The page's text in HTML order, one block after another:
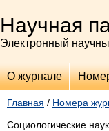
Научная
Электронный
О журнале
Главная / Номера
Социологические